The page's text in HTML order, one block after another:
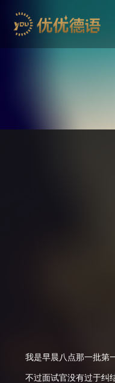
我是早晨八点那一批第
不过面试官没有过于纠